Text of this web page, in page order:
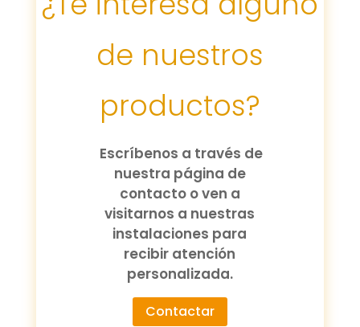
de nuestros
productos?
Escríbenos a través de
nuestra página de
contacto o ven a
visitarnos a nuestras
instalaciones para
recibir atención
personalizada.
Contactar